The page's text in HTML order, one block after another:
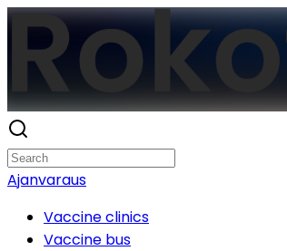
Ajanvaraus
Vaccine clinics
Vaccine bus